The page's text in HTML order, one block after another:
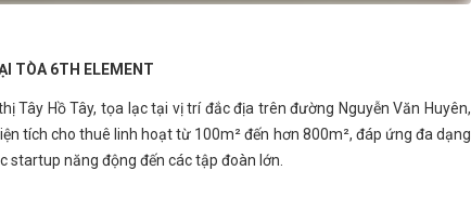
TÒA 6TH ELEMENT
Tây Hồ Tây, tọa lạc tại vị trí đắc địa trên đường Nguyễn Văn Huyên,
tích cho thuê linh hoạt từ 100m² đến hơn 800m², đáp ứng đa dạng
startup năng động đến các tập đoàn lớn.